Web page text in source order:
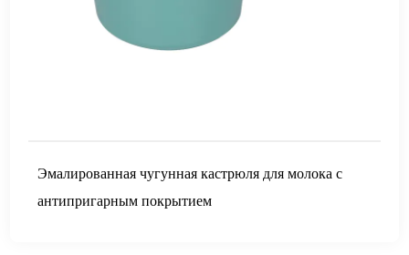
Эмалированная чугунная кастрюля для молока с
антипригарным покрытием